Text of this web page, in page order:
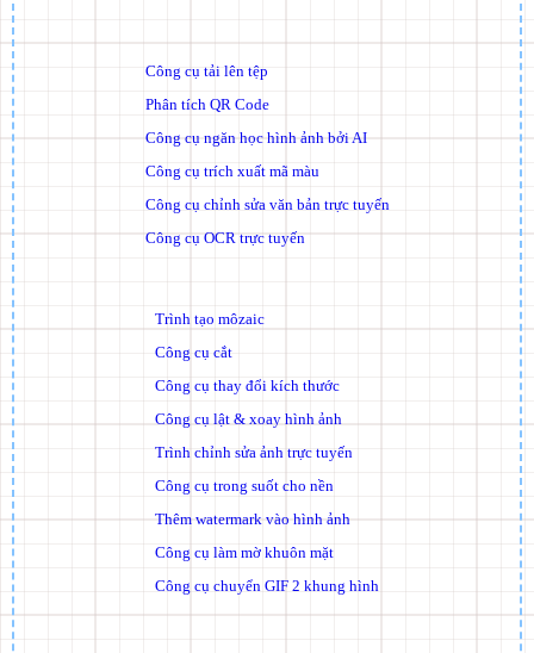
Công cụ tải lên tệp
Phân tích QR Code
Công cụ ngăn học hình ảnh bởi AI
Công cụ trích xuất mã màu
Công cụ chỉnh sửa văn bản trực tuyến
Công cụ OCR trực tuyến
Trình tạo môzaic
Công cụ cắt
Công cụ thay đổi kích thước
Công cụ lật & xoay hình ảnh
Trình chỉnh sửa ảnh trực tuyến
Công cụ trong suốt cho nền
Thêm watermark vào hình ảnh
Công cụ làm mờ khuôn mặt
Công cụ chuyển GIF 2 khung hình